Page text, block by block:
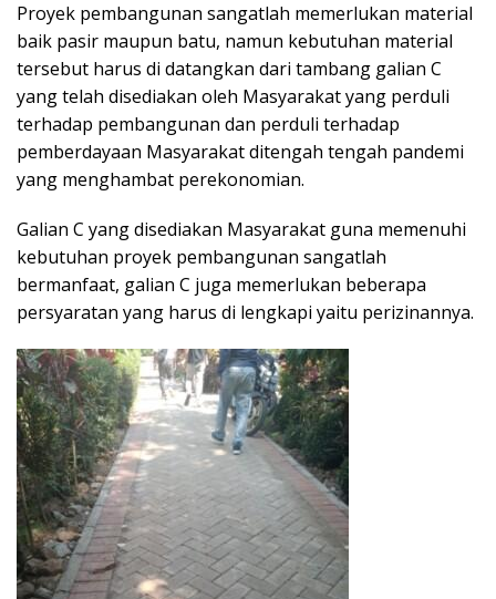
Proyek pembangunan sangatlah memerlukan material
baik pasir maupun batu, namun kebutuhan material
tersebut harus di datangkan dari tambang galian C
yang telah disediakan oleh Masyarakat yang perduli
terhadap pembangunan dan perduli terhadap
pemberdayaan Masyarakat ditengah tengah pandemi
yang menghambat perekonomian.
Galian C yang disediakan Masyarakat guna memenuhi
kebutuhan proyek pembangunan sangatlah
bermanfaat, galian C juga memerlukan beberapa
persyaratan yang harus di lengkapi yaitu perizinannya.